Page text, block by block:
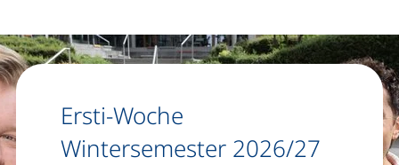
Ersti-Woche
Wintersemester 2026/27